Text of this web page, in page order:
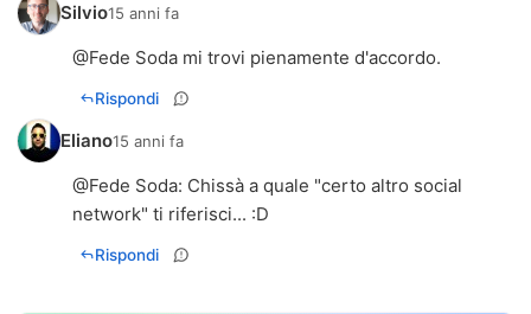
Silvio15 anni fa
@Fede Soda mi trovi pienamente d'accordo.
Rispondi
Eliano15 anni fa
@Fede Soda: Chissà a quale "certo altro social
network" ti riferisci... :D
Rispondi